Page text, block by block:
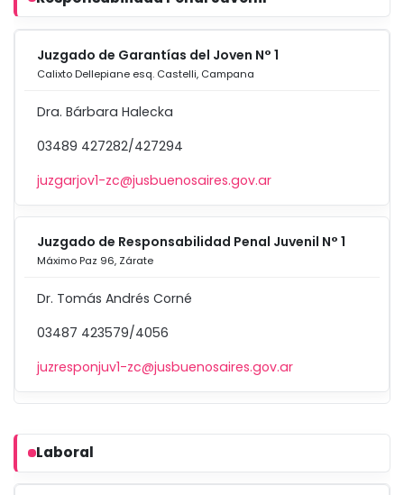
Juzgado de Garantías del Joven N° 1
Calixto Dellepiane esq. Castelli, Campana
Dra. Bárbara Halecka
03489 427282/427294
juzgarjov1-zc@jusbuenosaires.gov.ar
Juzgado de Responsabilidad Penal Juvenil N° 1
Máximo Paz 96, Zárate
Dr. Tomás Andrés Corné
03487 423579/4056
juzresponjuv1-zc@jusbuenosaires.gov.ar
Laboral